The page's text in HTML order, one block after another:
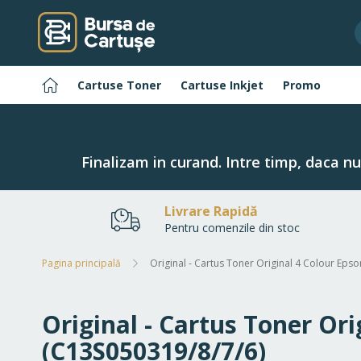
Navigați
la
Conținut
PaginaCartuse Toner Cartuse Inkjet Promo
Finalizam in curand. Intre timp, daca
Livrare Rapidă
Pentru comenzile din stoc
Pagina principală Original - Cartus Toner Original 4 Colour
Original - Cartus Toner
(C13S050319/8/7/6)